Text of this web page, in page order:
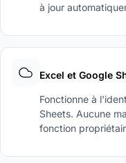
à jour
Excel et Google
Fonctionne à
Sheets. Aucune
fonction